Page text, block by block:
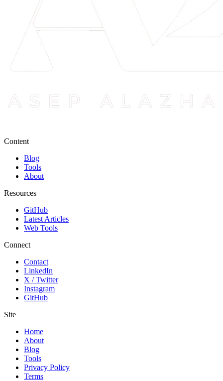
Content
Blog
Tools
About
Resources
GitHub
Latest Articles
Web Tools
Connect
Contact
LinkedIn
X / Twitter
Instagram
GitHub
Site
Home
About
Blog
Tools
Privacy Policy
Terms